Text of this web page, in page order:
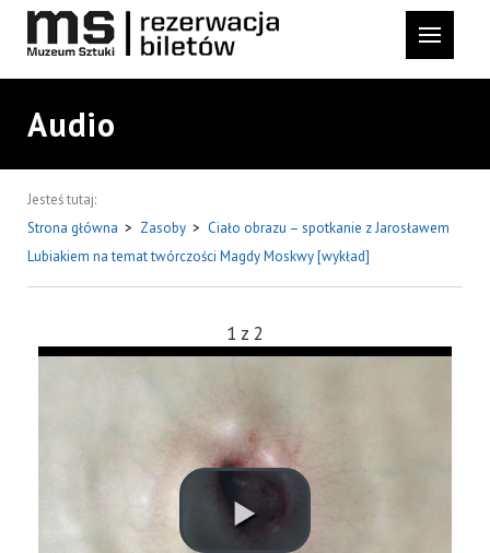
Audio
Jesteś tutaj:
Strona główna > Zasoby > Ciało obrazu – spotkanie z Jarosławem
Lubiakiem na temat twórczości Magdy Moskwy [wykład]
1 z 2